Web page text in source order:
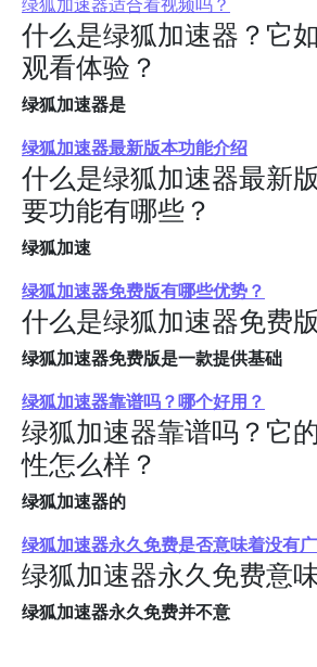
什么是绿狐加速器？它
观看体验？
绿狐加速器是
绿狐加速器最新版本功能介绍
什么是绿狐加速器最新
要功能有哪些？
绿狐加速
绿狐加速器免费版有哪些优势？
什么是绿狐加速器免费
绿狐加速器免费版是一款提供基础
绿狐加速器靠谱吗？哪个好用？
绿狐加速器靠谱吗？它
性怎么样？
绿狐加速器的
绿狐加速器永久免费是否意味着没有
绿狐加速器永久免费意
绿狐加速器永久免费并不意